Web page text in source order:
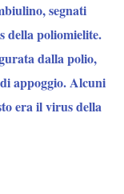
segnati
della poliomielite.
dalla polio,
appoggio. Alcuni
era il virus della